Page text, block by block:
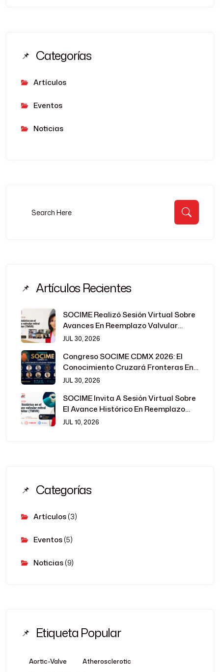
Categorías
Artículos
Eventos
Noticias
Artículos Recientes
SOCIME Realizó Sesión Virtual Sobre
Avances En Reemplazo Valvular
Mitral Transcatéter
JUL 30, 2026
Congreso SOCIME CDMX 2026: El
Conocimiento Cruzará Fronteras En
La Cardiología Intervencionista
JUL 30, 2026
SOCIME Invita A Sesión Virtual Sobre
El Avance Histórico En Reemplazo
Valvular Mitral Transcatéter
JUL 10, 2026
Categorías
Artículos(3)
Eventos(5)
Noticias(9)
Etiqueta Popular
Aortic-Valve
Atherosclerotic